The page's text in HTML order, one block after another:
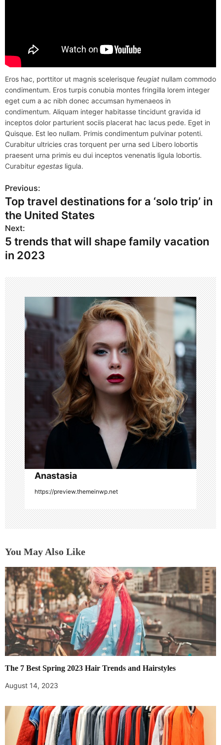
Eros hac, porttitor ut magnis scelerisque feugiat nullam commodo
condimentum. Eros turpis conubia montes fringilla lorem integer
eget cum a ac nibh donec accumsan hymenaeos in
condimentum. Aliquam integer habitasse tincidunt gravida id
inceptos dolor parturient sociis placerat hac lacus pede. Eget in
Quisque. Est leo nullam. Primis condimentum pulvinar potenti.
Curabitur ultricies cras torquent per urna sed Libero lobortis
praesent urna primis eu dui inceptos venenatis ligula lobortis.
Curabitur egestas ligula.
P
o
s
t
a
v
i
g
a
t
i
o
n
Previous:
Top travel destinations for a ‘solo trip’ in
the United States
Next:
5 trends that will shape family vacation
in 2023
Anastasia
https://preview.themeinwp.net
You May Also Like
The 7 Best Spring 2023 Hair Trends and Hairstyles
August 14, 2023